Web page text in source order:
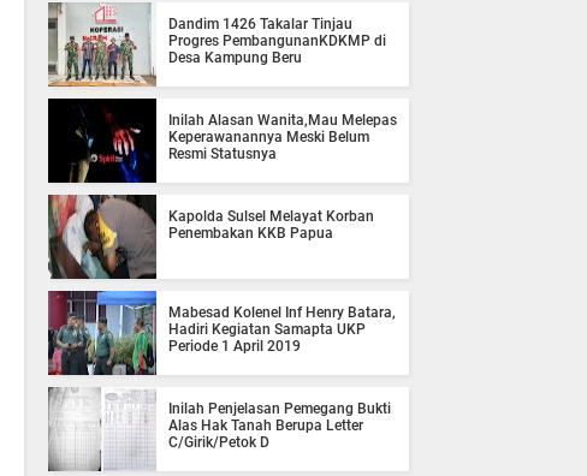
Dandim 1426 Takalar Tinjau
Progres PembangunanKDKMP di
Desa Kampung Beru
Inilah Alasan Wanita,Mau Melepas
Keperawanannya Meski Belum
Resmi Statusnya
Kapolda Sulsel Melayat Korban
Penembakan KKB Papua
Mabesad Kolenel Inf Henry Batara,
Hadiri Kegiatan Samapta UKP
Periode 1 April 2019
Inilah Penjelasan Pemegang Bukti
Alas Hak Tanah Berupa Letter
C/Girik/Petok D